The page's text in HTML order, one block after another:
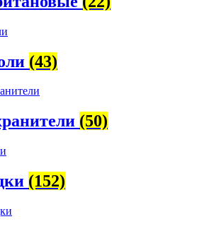
(43)
(50)
(152)